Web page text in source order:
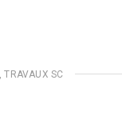
,TRAVAUX SC